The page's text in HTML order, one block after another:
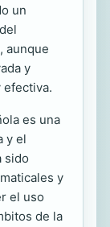
un
aunque
y
efectiva.
es una
y el
sido
y
el uso
de la